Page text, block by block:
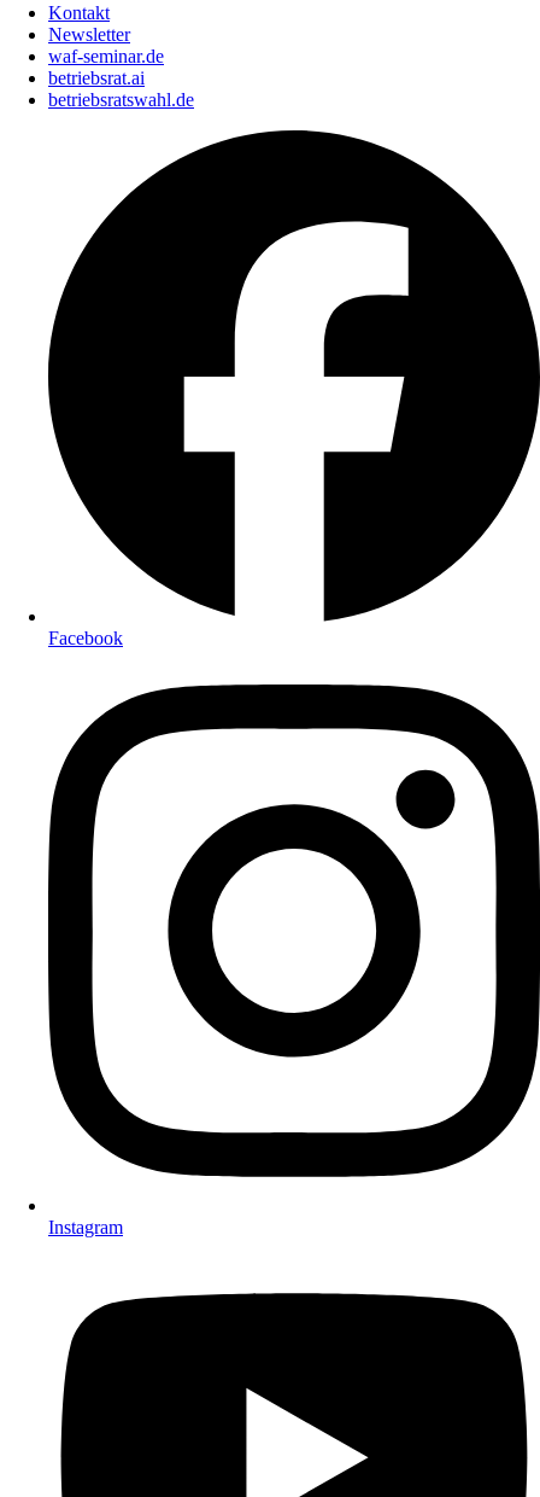
Kontakt
Newsletter
waf-seminar.de
betriebsrat.ai
betriebsratswahl.de
Facebook
Instagram